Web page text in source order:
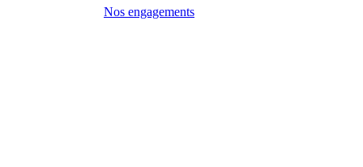
Nos engagements